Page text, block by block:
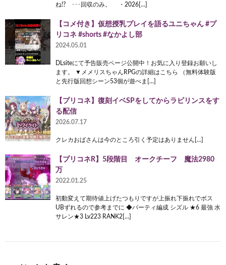
ね!? ･･･回収のみ。 ・2026[…]
【コメ付き】仮想授乳プレイを語るユニちゃん #プ
リコネ #shorts #なかよし部
2024.05.01
DLsiteにて予告販売ページ公開中！お気に入り登録お願いし
ます。 ▼メメリスちゃんRPGの詳細はこちら （無料体験版
と先行版回想シーン53個が遊べま[…]
【プリコネ】復刻イベSPをしてからラビリンスをす
る配信
2026.07.17
クレカおばさんは今のところ引く予定はありません[…]
【プリコネR】5段階目 オークチーフ 魔法2980
万
2022.01.25
初動変えて期待値上げたつもりですが上振れ下振れでボス
UBずれるので参考までに ◆パーティ編成 シズル ★6 最強 水
サレン★3 Lv223 RANK2[…]